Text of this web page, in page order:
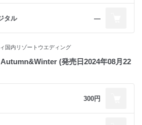
タル ―
国内リゾートウエディング
Autumn&Winter (発売日2024年08月22
300円